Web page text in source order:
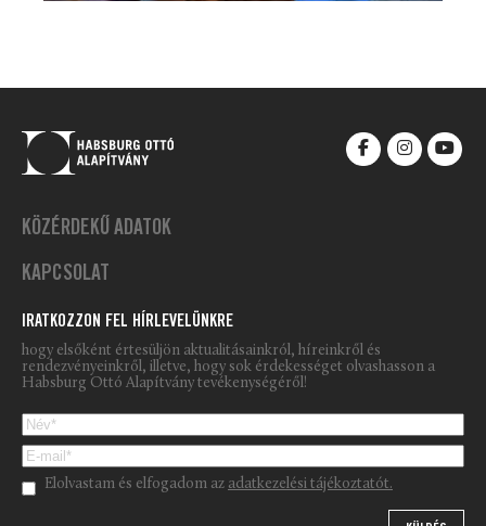
KÖZÉRDEKŰ ADATOK
KAPCSOLAT
IRATKOZZON FEL HÍRLEVELÜNKRE
hogy elsőként értesüljön aktualitásainkról, híreinkről és
rendezvényeinkről, illetve, hogy sok érdekességet olvashasson a
Habsburg Ottó Alapítvány tevékenységéről!
Please leave this field empty.
Elolvastam és elfogadom az adatkezelési tájékoztatót.